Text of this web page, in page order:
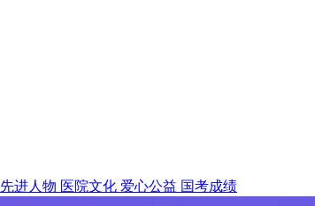
先进人物 医院文化 爱心公益 国考成绩